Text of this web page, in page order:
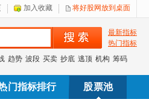
加入收藏 将好股网放到桌面
最新指标
热门指标
趋势 波段 买卖 抄底 逃顶 机构 筹码
门指标排行 股票池